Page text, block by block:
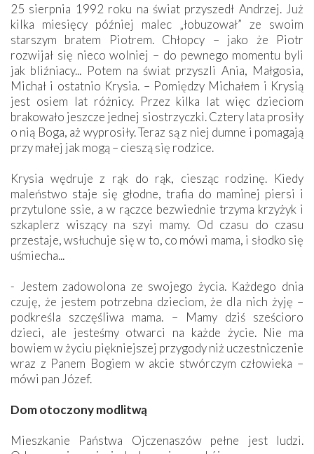
25 sierpnia 1992 roku na świat przyszedł Andrzej. Już
kilka miesięcy później malec „łobuzował” ze swoim
starszym bratem Piotrem. Chłopcy – jako że Piotr
rozwijał się nieco wolniej – do pewnego momentu byli
jak bliźniacy... Potem na świat przyszli Ania, Małgosia,
Michał i ostatnio Krysia. – Pomiędzy Michałem i Krysią
jest osiem lat różnicy. Przez kilka lat więc dzieciom
brakowało jeszcze jednej siostrzyczki. Cztery lata prosiły
o nią Boga, aż wyprosiły. Teraz są z niej dumne i pomagają
przy małej jak mogą – cieszą się rodzice.
Krysia wędruje z rąk do rąk, ciesząc rodzinę. Kiedy
maleństwo staje się głodne, trafia do maminej piersi i
przytulone ssie, a w rączce bezwiednie trzyma krzyżyk i
szkaplerz wiszący na szyi mamy. Od czasu do czasu
przestaje, wsłuchuje się w to, co mówi mama, i słodko się
uśmiecha...
- Jestem zadowolona ze swojego życia. Każdego dnia
czuję, że jestem potrzebna dzieciom, że dla nich żyję –
podkreśla szczęśliwa mama. – Mamy dziś sześcioro
dzieci, ale jesteśmy otwarci na każde życie. Nie ma
bowiem w życiu piękniejszej przygody niż uczestniczenie
wraz z Panem Bogiem w akcie stwórczym człowieka –
mówi pan Józef.
Dom otoczony modlitwą
Mieszkanie Państwa Ojczenaszów pełne jest ludzi.